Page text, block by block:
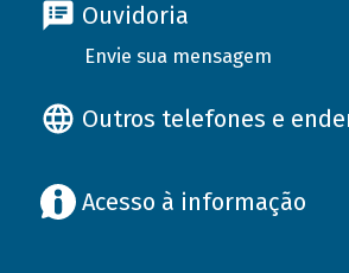
Ouvidoria
Envie sua mensagem
Outros telefones e
Acesso à informação